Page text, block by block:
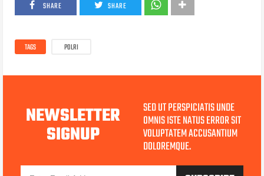
SHARE SHARE
TAGS POLRI
NEWSLETTER
SIGNUP
SED UT PERSPICIATIS UNDE
OMNIS ISTE NATUS ERROR SIT
VOLUPTATEM ACCUSANTIUM
DOLOREMQUE.